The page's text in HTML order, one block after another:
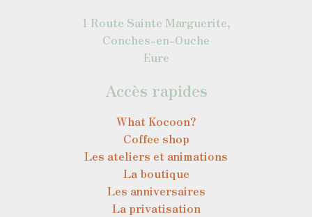
1 Route Sainte Marguerite,
Conches-en-Ouche
Eure
Accès rapides
What Kocoon?
Coffee shop
Les ateliers et animations
La boutique
Les anniversaires
La privatisation